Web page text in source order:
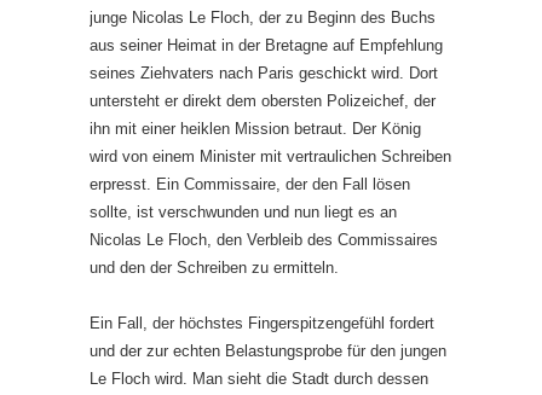
junge Nicolas Le Floch, der zu Beginn des Buchs
aus seiner Heimat in der Bretagne auf Empfehlung
seines Ziehvaters nach Paris geschickt wird. Dort
untersteht er direkt dem obersten Polizeichef, der
ihn mit einer heiklen Mission betraut. Der König
wird von einem Minister mit vertraulichen Schreiben
erpresst. Ein Commissaire, der den Fall lösen
sollte, ist verschwunden und nun liegt es an
Nicolas Le Floch, den Verbleib des Commissaires
und den der Schreiben zu ermitteln.
Ein Fall, der höchstes Fingerspitzengefühl fordert
und der zur echten Belastungsprobe für den jungen
Le Floch wird. Man sieht die Stadt durch dessen